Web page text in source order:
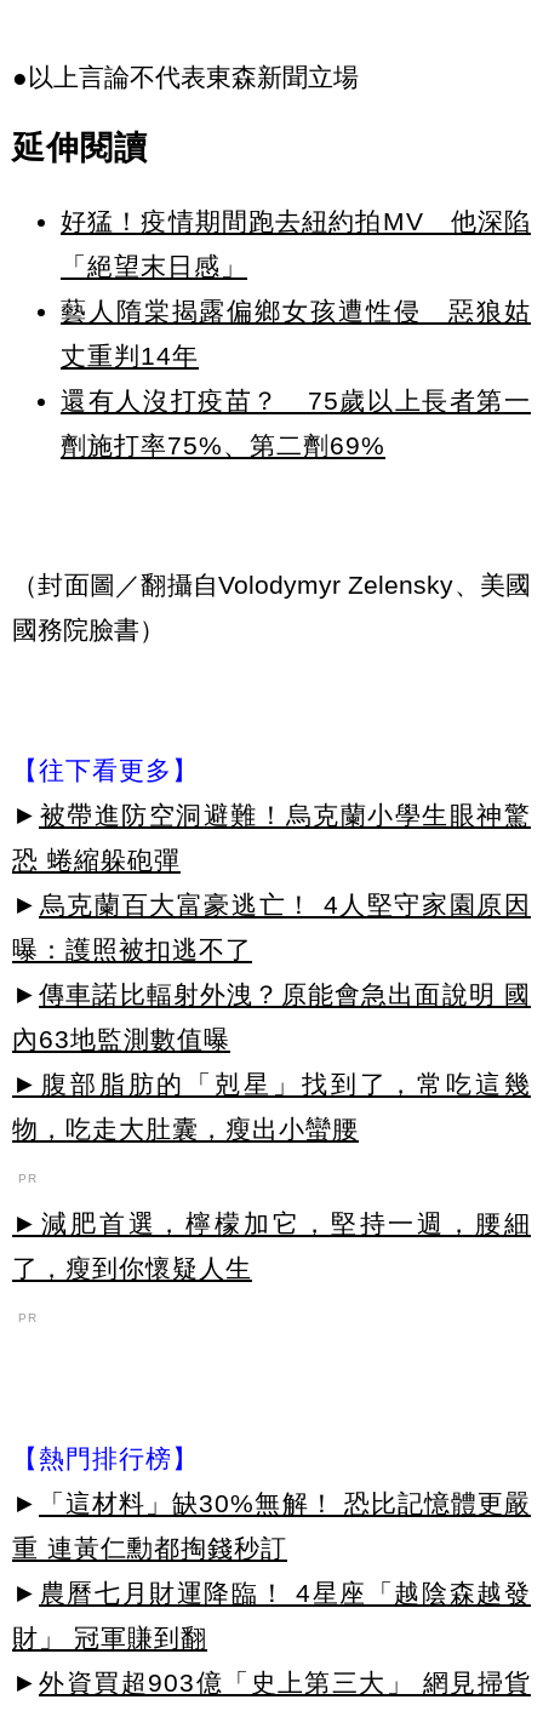
●以上言論不代表東森新聞立場
延伸閱讀
好猛！疫情期間跑去紐約拍MV 他深陷
「絕望末日感」
藝人隋棠揭露偏鄉女孩遭性侵 惡狼姑
丈重判14年
還有人沒打疫苗？ 75歲以上長者第一
劑施打率75%、第二劑69%
（封面圖／翻攝自Volodymyr Zelensky、美國
國務院臉書）
【往下看更多】
► 被帶進防空洞避難！烏克蘭小學生眼神驚
恐 蜷縮躲砲彈
► 烏克蘭百大富豪逃亡！ 4人堅守家園原因
曝：護照被扣逃不了
► 傳車諾比輻射外洩？原能會急出面說明 國
內63地監測數值曝
►腹部脂肪的「剋星」找到了，常吃這幾
物，吃走大肚囊，瘦出小蠻腰
PR
►減肥首選，檸檬加它，堅持一週，腰細
了，瘦到你懷疑人生
PR
【熱門排行榜】
►
「這材料」缺30%無解！ 恐比記憶體更嚴
重 連黃仁勳都掏錢秒訂
► 農曆七月財運降臨！ 4星座「越陰森越發
財」 冠軍賺到翻
► 外資買超903億「史上第三大」 網見掃貨